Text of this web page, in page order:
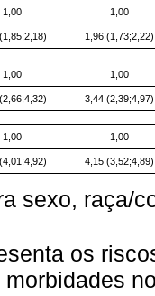
1,00 1,00
1,96 (1,73;2,22)
1,00 1,00
3,44 (2,39;4,97)
1,00 1,00
4,15 (3,52;4,89)
sexo, raça/
os